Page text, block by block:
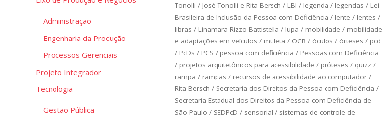
Tonolli / José Tonolli e Rita Bersch / LBI / legenda / legendas / Lei
Brasileira de Inclusão da Pessoa com Deficiência / lente / lentes /
libras / Linamara Rizzo Battistella / lupa / mobilidade / mobilidade
e adaptações em veículos / muleta / OCR/ óculos / órteses / pcd
/ PcDs / PCS / pessoa com deficiência / Pessoas com Deficiência
/ projetos arquitetônicos para acessibilidade / próteses / quizz /
rampa / rampas / recursos de acessibilidade ao computador/
Rita Bersch / Secretaria dos Direitos da Pessoa com Deficiência /
Secretaria Estadual dos Direitos da Pessoa com Deficiência de
São Paulo / SEDPcD / sensorial / sistemas de controle de
Administração
Engenharia da Produção
Processos Gerenciais
Projeto Integrador
Tecnologia
Gestão Pública